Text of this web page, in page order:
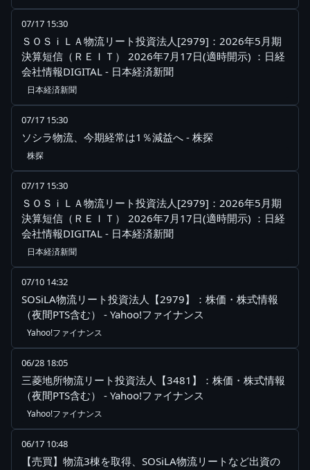
07/17 15:30
ＳＯＳｉＬＡ物流リート投資法人[2979]：2026年5月期
決算短信（ＲＥＩＴ） 2026年7月17日(適時開示) ：日経
会社情報DIGITAL - 日本経済新聞
日本経済新聞
07/17 15:30
ソシラ物流、今期経常は1％減益へ - 株探
株探
07/17 15:30
ＳＯＳｉＬＡ物流リート投資法人[2979]：2026年5月期
決算短信（ＲＥＩＴ） 2026年7月17日(適時開示) ：日経
会社情報DIGITAL - 日本経済新聞
日本経済新聞
07/10 14:32
SOSiLA物流リート投資法人【2979】：株価・株式情報
（夜間PTS含む） - Yahoo!ファイナンス
Yahoo!ファイナンス
06/28 18:05
三菱地所物流リート投資法人【3481】：株価・株式情報
（夜間PTS含む） - Yahoo!ファイナンス
Yahoo!ファイナンス
06/17 10:48
【売買】物流3棟を取得、SOSiLA物流リートなど出資の